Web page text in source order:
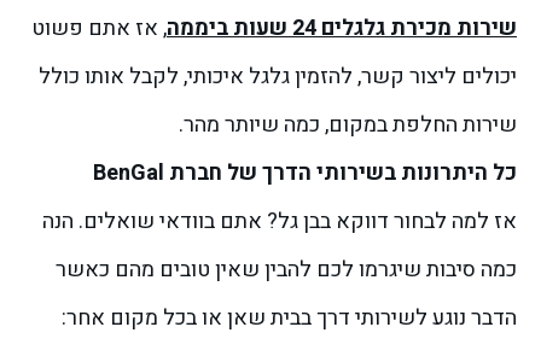
שירות מכירת גלגלים 24 שעות ביממה
, אז אתם פשוט
יכולים ליצור קשר, להזמין גלגל איכותי, לקבל אותו כולל
שירות החלפת במקום, כמה שיותר מהר.
כל היתרונות בשירותי הדרך של חברת BenGal
אז למה לבחור דווקא בבן גל? אתם בוודאי שואלים. הנה
כמה סיבות שיגרמו לכם להבין שאין טובים מהם כאשר
הדבר נוגע לשירותי דרך בבית שאן או בכל מקום אחר: